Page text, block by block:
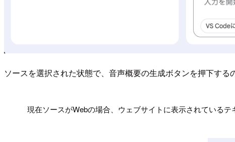
ソースを選択された状態で、音声概要の生成ボタンを押下す
現在ソースがWebの場合、ウェブサイトに表示されているテ